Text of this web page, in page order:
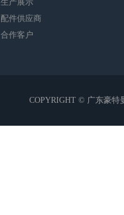
生产展示
配件供应商
合作客户
COPYRIGHT © 广东豪